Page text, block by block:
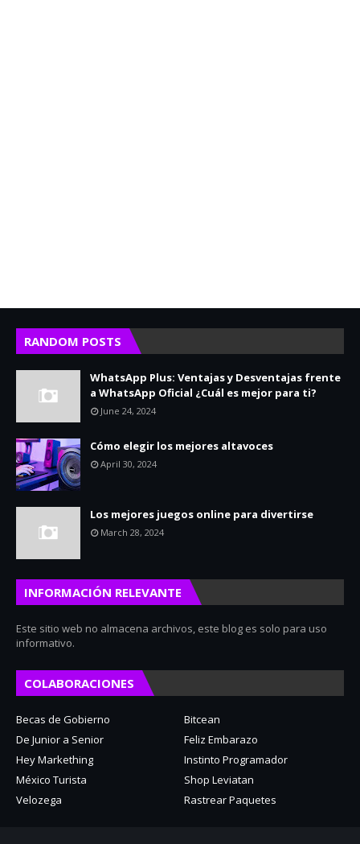
RANDOM POSTS
WhatsApp Plus: Ventajas y Desventajas frente
a WhatsApp Oficial ¿Cuál es mejor para ti?
June 24, 2024
Cómo elegir los mejores altavoces
April 30, 2024
Los mejores juegos online para divertirse
March 28, 2024
INFORMACIÓN RELEVANTE
Este sitio web no almacena archivos, este blog es solo para uso
informativo.
COLABORACIONES
Becas de Gobierno
Bitcean
De Junior a Senior
Feliz Embarazo
Hey Markething
Instinto Programador
México Turista
Shop Leviatan
Velozega
Rastrear Paquetes